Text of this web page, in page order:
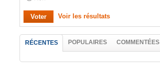
Voir les résultats
RÉCENTES POPULAIRES COMMENTÉES